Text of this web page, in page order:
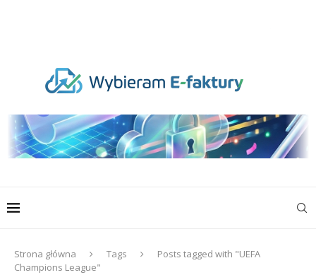
Strona główna Tags
Posts tagged with "UEFA
Champions League"